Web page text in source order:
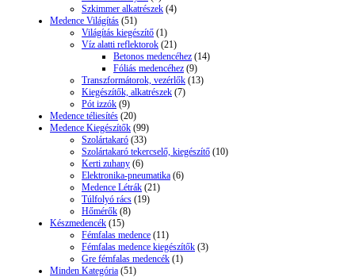
Szkimmer alkatrészek (4)
Medence Világítás (51)
Világítás kiegészítő (1)
Víz alatti reflektorok (21)
Betonos medencéhez (14)
Fóliás medencéhez (9)
Transzformátorok, vezérlők (13)
Kiegészítők, alkatrészek (7)
Pót izzók (9)
Medence téliesítés (20)
Medence Kiegészítők (99)
Szolártakaró (33)
Szolártakaró tekercselő, kiegészítő (10)
Kerti zuhany (6)
Elektronika-pneumatika (6)
Medence Létrák (21)
Túlfolyó rács (19)
Hőmérők (8)
Készmedencék (15)
Fémfalas medence (11)
Fémfalas medence kiegészítők (3)
Gre fémfalas medencék (1)
Minden Kategória (51)